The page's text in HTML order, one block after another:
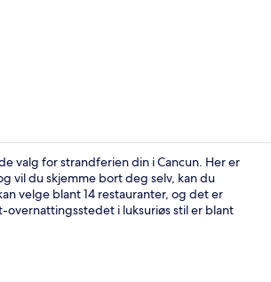
Minibar
valg for strandferien din i Cancun. Her er
vil du skjemme bort deg selv, kan du
velge blant 14 restauranter, og det er
i luksuriøs stil er blant